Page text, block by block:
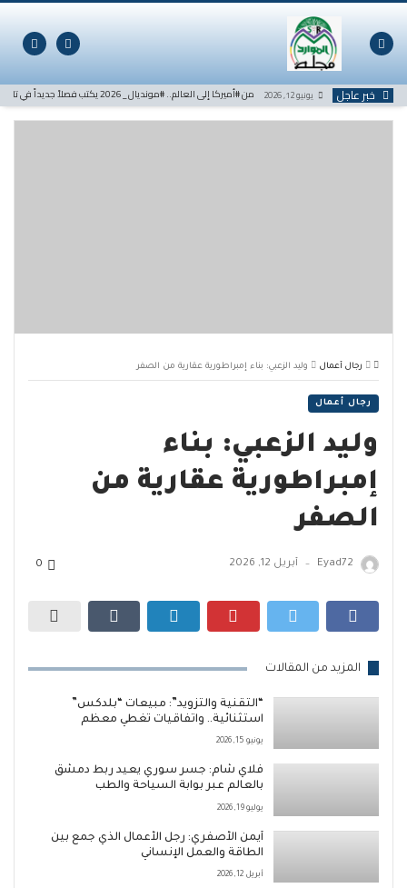
التخطي
المحتوى
خبر عاجل يونيو 12, 2026 من #أميركا إلى العالم.. #مونديال_2026 يكتب فصلاً جديداً في تاريخ كرة القدم
رجال أعمال وليد الزعبي: بناء إمبراطورية عقارية من الصفر
رجال أعمال
وليد الزعبي: بناء
إمبراطورية عقارية من
الصفر
Eyad72
— أبريل 12, 2026 0
المزيد من المقالات
“التقنية والتزويد”: مبيعات “بلدكس”
استثنائية.. واتفاقيات تغطي معظم
المحافظات السورية
يونيو 15, 2026
فلاي شام: جسر سوري يعيد ربط دمشق
بالعالم عبر بوابة السياحة والطب
يوليو 19, 2026
أيمن الأصفري: رجل الأعمال الذي جمع بين
الطاقة والعمل الإنساني
أبريل 12, 2026